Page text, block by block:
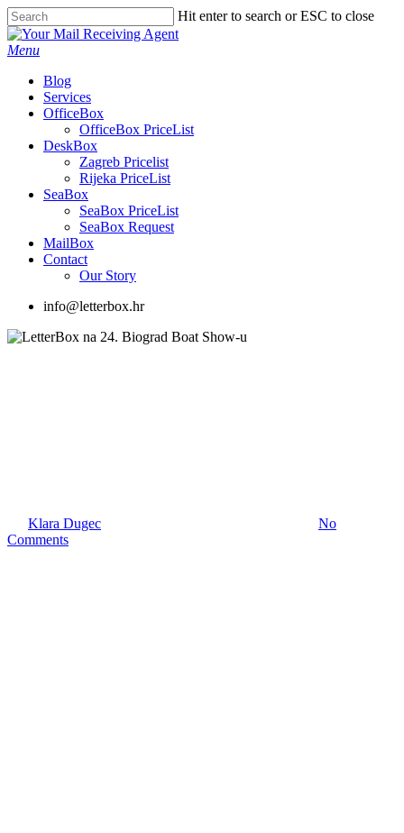
Skip
to
main
Hit enter to search or ESC to close
Close
Search
Menu
Blog
Services
OfficeBox
OfficeBox PriceList
DeskBox
Zagreb Pricelist
Rijeka PriceList
SeaBox
SeaBox PriceList
SeaBox Request
MailBox
Contact
Our Story
info@letterbox.hr
Klara Dugec
No
Comments